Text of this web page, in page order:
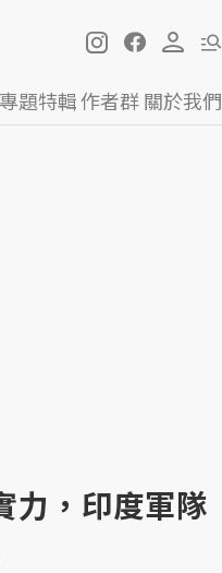
專題特輯作者群關於我們
力，印度軍隊